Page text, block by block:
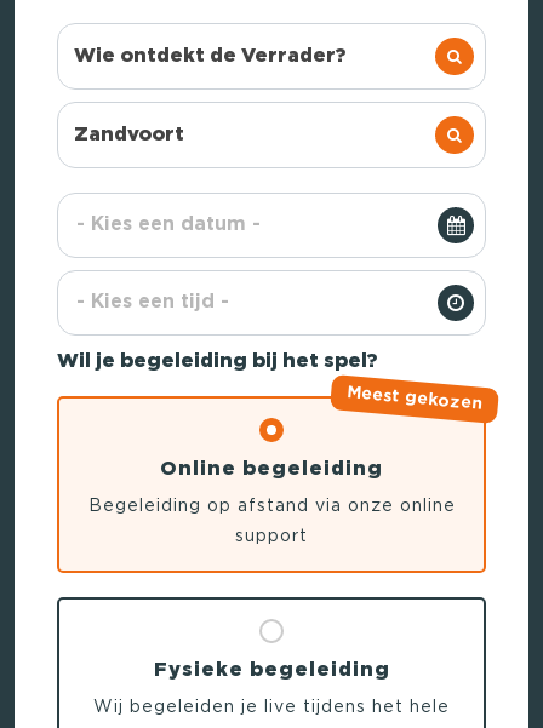
Wie ontdekt de Verrader?
Zandvoort
Wil je begeleiding bij het spel?
Meest gekozen
Online begeleiding
Begeleiding op afstand via onze online
support
Fysieke begeleiding
Wij begeleiden je live tijdens het hele